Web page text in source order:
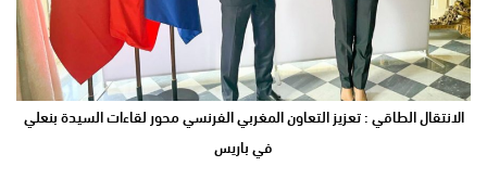
الانتقال الطاقي : تعزيز التعاون المغربي الفرنسي محور لقاءات السيدة بنعلي
في باريس